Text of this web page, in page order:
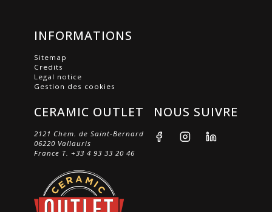
INFORMATIONS
Sitemap
Credits
Legal notice
Gestion des cookies
CERAMIC OUTLET
2121 Chem. de Saint-Bernard
06220 Vallauris
France T. +33 4 93 33 20 46
NOUS SUIVRE